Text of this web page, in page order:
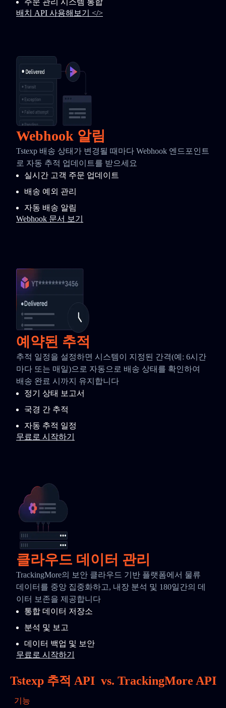
주문 관리 시스템 통합
배치 API 사용해보기 </>
Webhook 알림
Tstexp 배송 상태가 변경될 때마다 Webhook 엔드포인트
로 자동 추적 업데이트를 받으세요
실시간 고객 주문 업데이트
배송 예외 관리
자동 배송 알림
Webhook 문서 보기
예약된 추적
추적 일정을 설정하면 시스템이 지정된 간격(예: 6시간
마다 또는 매일)으로 자동으로 배송 상태를 확인하여
배송 완료 시까지 유지합니다
정기 상태 보고서
국경 간 추적
자동 추적 일정
무료로 시작하기
클라우드 데이터 관리
TrackingMore의 보안 클라우드 기반 플랫폼에서 물류
데이터를 중앙 집중화하고, 내장 분석 및 180일간의 데
이터 보존을 제공합니다
통합 데이터 저장소
분석 및 보고
데이터 백업 및 보안
무료로 시작하기
Tstexp 추적 API vs. TrackingMore API
기능